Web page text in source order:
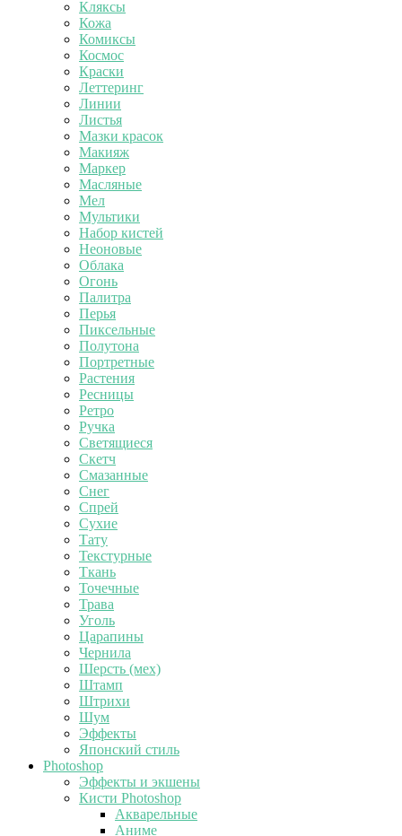
Кляксы
Кожа
Комиксы
Космос
Краски
Леттеринг
Линии
Листья
Мазки красок
Макияж
Маркер
Масляные
Мел
Мультики
Набор кистей
Неоновые
Облака
Огонь
Палитра
Перья
Пиксельные
Полутона
Портретные
Растения
Ресницы
Ретро
Ручка
Светящиеся
Скетч
Смазанные
Снег
Спрей
Сухие
Тату
Текстурные
Ткань
Точечные
Трава
Уголь
Царапины
Чернила
Шерсть (мех)
Штамп
Штрихи
Шум
Эффекты
Японский стиль
Photoshop
Эффекты и экшены
Кисти Photoshop
Акварельные
Аниме